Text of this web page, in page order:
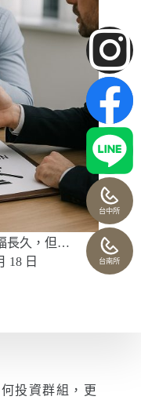
長久，但…
18 日
投資群組，更
台中所
台南所